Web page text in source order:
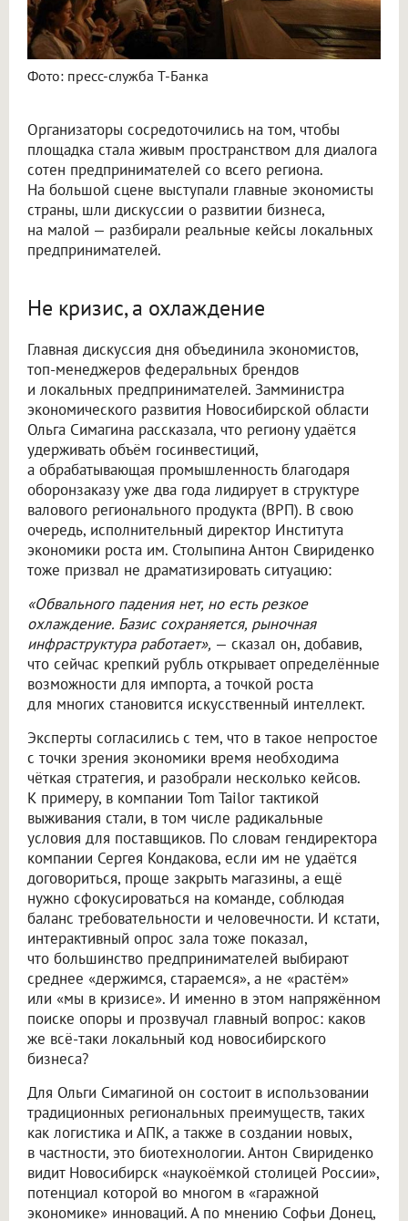
Фото: пресс-служба Т-Банка
Организаторы сосредоточились на том, чтобы
площадка стала живым пространством для диалога
сотен предпринимателей со всего региона.
На большой сцене выступали главные экономисты
страны, шли дискуссии о развитии бизнеса,
на малой — разбирали реальные кейсы локальных
предпринимателей.
Не кризис, а охлаждение
Главная дискуссия дня объединила экономистов,
топ-менеджеров федеральных брендов
и локальных предпринимателей. Замминистра
экономического развития Новосибирской области
Ольга Симагина рассказала, что региону удаётся
удерживать объём госинвестиций,
а обрабатывающая промышленность благодаря
оборонзаказу уже два года лидирует в структуре
валового регионального продукта (ВРП). В свою
очередь, исполнительный директор Института
экономики роста им. Столыпина Антон Свириденко
тоже призвал не драматизировать ситуацию:
«Обвального падения нет, но есть резкое
охлаждение. Базис сохраняется, рыночная
инфраструктура работает», — сказал он, добавив,
что сейчас крепкий рубль открывает определённые
возможности для импорта, а точкой роста
для многих становится искусственный интеллект.
Эксперты согласились с тем, что в такое непростое
с точки зрения экономики время необходима
чёткая стратегия, и разобрали несколько кейсов.
К примеру, в компании Tom Tailor тактикой
выживания стали, в том числе радикальные
условия для поставщиков. По словам гендиректора
компании Сергея Кондакова, если им не удаётся
договориться, проще закрыть магазины, а ещё
нужно сфокусироваться на команде, соблюдая
баланс требовательности и человечности. И кстати,
интерактивный опрос зала тоже показал,
что большинство предпринимателей выбирают
среднее «держимся, стараемся», а не «растём»
или «мы в кризисе». И именно в этом напряжённом
поиске опоры и прозвучал главный вопрос: каков
же всё-таки локальный код новосибирского
бизнеса?
Для Ольги Симагиной он состоит в использовании
традиционных региональных преимуществ, таких
как логистика и АПК, а также в создании новых,
в частности, это биотехнологии. Антон Свириденко
видит Новосибирск «наукоёмкой столицей России»,
потенциал которой во многом в «гаражной
экономике» инноваций. А по мнению Софьи Донец,